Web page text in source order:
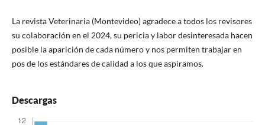
La revista Veterinaria (Montevideo) agradece a todos los revisores
su colaboración en el 2024, su pericia y labor desinteresada hacen
posible la aparición de cada número y nos permiten trabajar en
pos de los estándares de calidad a los que aspiramos.
Descargas